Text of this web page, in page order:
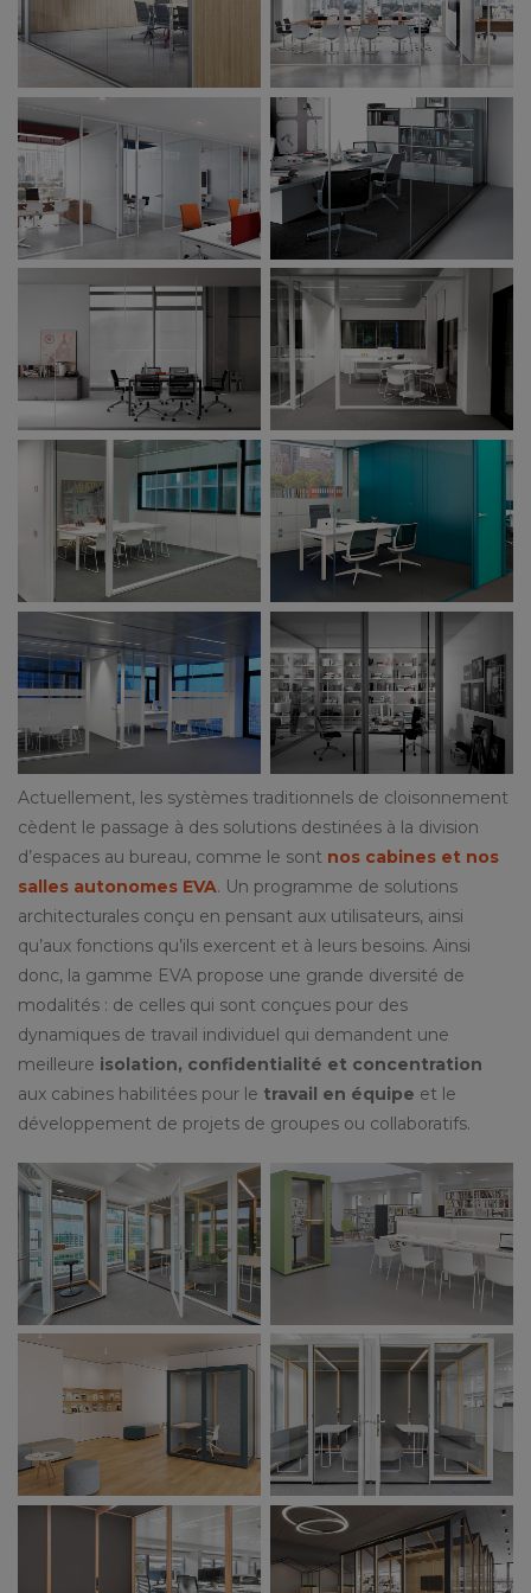
Actuellement, les systèmes traditionnels de cloisonnement
cèdent le passage à des solutions destinées à la division
d’espaces au bureau, comme le sont nos cabines et nos
salles autonomes EVA. Un programme de solutions
architecturales conçu en pensant aux utilisateurs, ainsi
qu’aux fonctions qu’ils exercent et à leurs besoins. Ainsi
donc, la gamme EVA propose une grande diversité de
modalités : de celles qui sont conçues pour des
dynamiques de travail individuel qui demandent une
meilleure isolation, confidentialité et concentration
aux cabines habilitées pour le travail en équipe et le
développement de projets de groupes ou collaboratifs.